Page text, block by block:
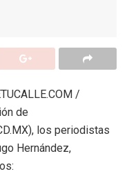
/
de
los periodistas
Hernández,